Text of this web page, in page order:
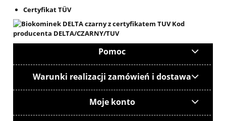
Certyfikat TÜV
Pomoc
Warunki realizacji zamówień i dostawa
Moje konto